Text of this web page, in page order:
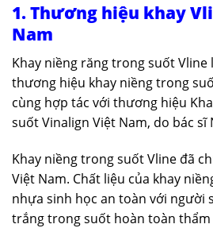
1. Thương hiệu khay
Nam
Khay niềng răng trong suốt
thương hiệu khay niềng trong
cùng hợp tác với thương hiệu
suốt Vinalign Việt Nam, do bác sĩ
Khay niềng trong suốt Vline đã
Việt Nam. Chất liệu của khay
nhựa sinh học an toàn với người
trắng trong suốt hoàn toàn